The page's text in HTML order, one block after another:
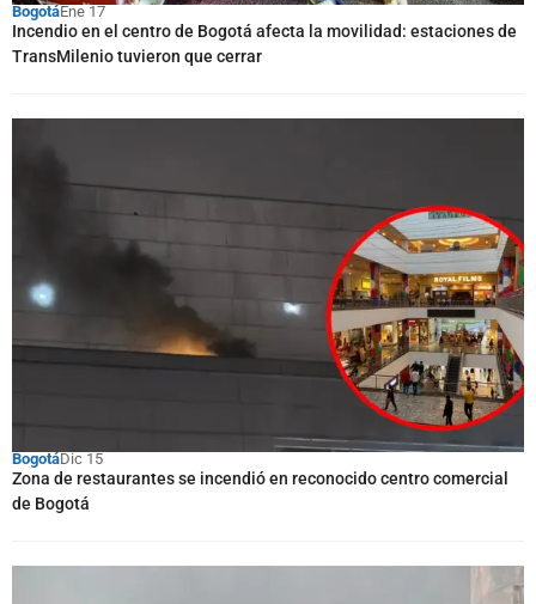
BogotáEne 17
Incendio en el centro de Bogotá afecta la movilidad: estaciones de
TransMilenio tuvieron que cerrar
BogotáDic 15
Zona de restaurantes se incendió en reconocido centro comercial
de Bogotá